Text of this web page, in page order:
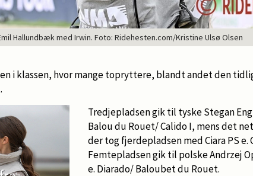
Hallundbæk med Irwin. Foto: Ridehesten.com/Kristine Ulsø Olsen
i klassen, hvor mange topryttere, blandt andet den
Tredjepladsen gik til tyske Stegan
Balou du Rouet/ Calido I, mens det
der tog fjerdepladsen med Ciara PS e.
Femtepladsen gik til polske Andrzej
e. Diarado/ Baloubet du Rouet.